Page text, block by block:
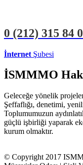
0 (212) 315 84
İnternet Şubesi
İSMMMO
Geleceğe yönelik
Şeffaflığı, denetimi,
Toplumumuzun
güçlü işbirliği yaparak
kurum olmaktır.
© Copyright 2017